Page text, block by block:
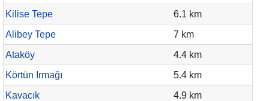
Kilise Tepe
6.1 km
Alibey Tepe
7 km
Ataköy
4.4 km
Körtün Irmağı
5.4 km
Kavacık
4.9 km